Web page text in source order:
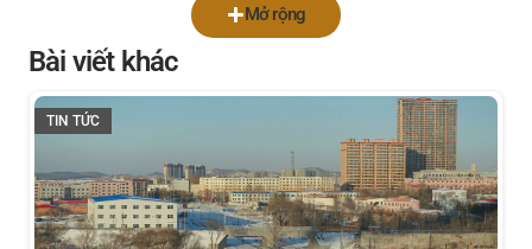
Mở rộng
Bài viết khác
TIN TỨC